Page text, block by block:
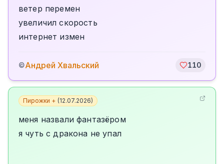
ветер перемен
увеличил скорость
интернет измен
©Андрей Хвальский 110
Пирожки + (12.07.2026)
меня назвали фантазёром
я чуть с дракона не упал